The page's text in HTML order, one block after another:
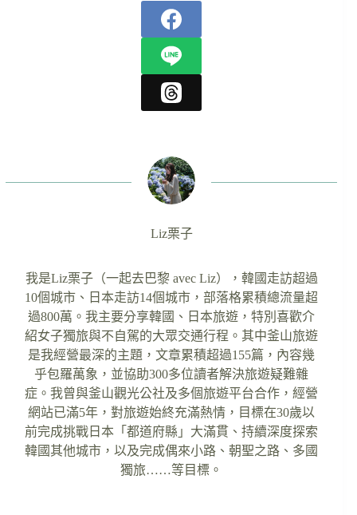
Liz栗子
我是Liz栗子（一起去巴黎 avec Liz），韓國走訪超過
10個城市、日本走訪14個城市，部落格累積總流量超
過800萬。我主要分享韓國、日本旅遊，特別喜歡介
紹女子獨旅與不自駕的大眾交通行程。其中釜山旅遊
是我經營最深的主題，文章累積超過155篇，內容幾
乎包羅萬象，並協助300多位讀者解決旅遊疑難雜
症。我曾與釜山觀光公社及多個旅遊平台合作，經營
網站已滿5年，對旅遊始終充滿熱情，目標在30歲以
前完成挑戰日本「都道府縣」大滿貫、持續深度探索
韓國其他城市，以及完成偶來小路、朝聖之路、多國
獨旅……等目標。